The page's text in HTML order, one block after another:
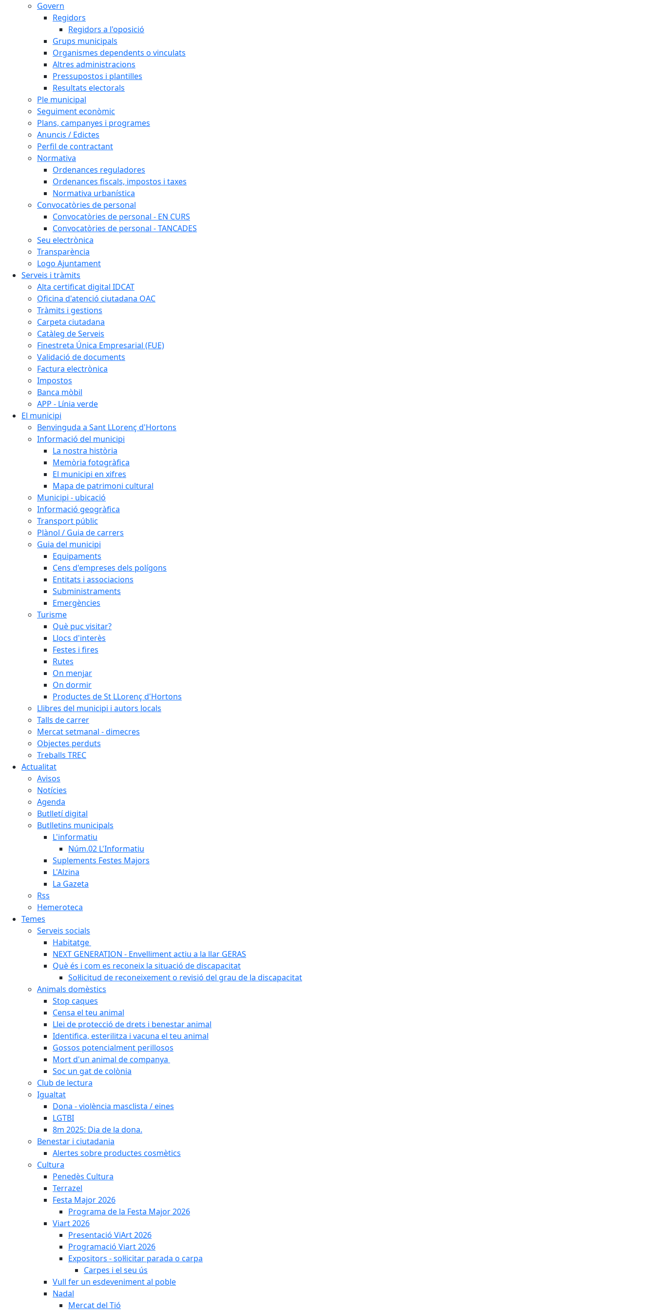
Govern
Regidors
Regidors a l'oposició
Grups municipals
Organismes dependents o vinculats
Altres administracions
Pressupostos i plantilles
Resultats electorals
Ple municipal
Seguiment econòmic
Plans, campanyes i programes
Anuncis / Edictes
Perfil de contractant
Normativa
Ordenances reguladores
Ordenances fiscals, impostos i taxes
Normativa urbanística
Convocatòries de personal
Convocatòries de personal - EN CURS
Convocatòries de personal - TANCADES
Seu electrònica
Transparència
Logo Ajuntament
Serveis i tràmits
Alta certificat digital IDCAT
Oficina d'atenció ciutadana OAC
Tràmits i gestions
Carpeta ciutadana
Catàleg de Serveis
Finestreta Única Empresarial (FUE)
Validació de documents
Factura electrònica
Impostos
Banca mòbil
APP - Línia verde
El municipi
Benvinguda a Sant LLorenç d'Hortons
Informació del municipi
La nostra història
Memòria fotogràfica
El municipi en xifres
Mapa de patrimoni cultural
Municipi - ubicació
Informació geogràfica
Transport públic
Plànol / Guia de carrers
Guia del municipi
Equipaments
Cens d'empreses dels polígons
Entitats i associacions
Subministraments
Emergències
Turisme
Què puc visitar?
Llocs d'interès
Festes i fires
Rutes
On menjar
On dormir
Productes de St LLorenç d'Hortons
Llibres del municipi i autors locals
Talls de carrer
Mercat setmanal - dimecres
Objectes perduts
Treballs TREC
Actualitat
Avisos
Notícies
Agenda
Butlletí digital
Butlletins municipals
L'informatiu
Núm.02 L'Informatiu
Suplements Festes Majors
L'Alzina
La Gazeta
Rss
Hemeroteca
Temes
Serveis socials
Habitatge
NEXT GENERATION - Envelliment actiu a la llar GERAS
Què és i com es reconeix la situació de discapacitat
Sol·licitud de reconeixement o revisió del grau de la discapacitat
Animals domèstics
Stop caques
Censa el teu animal
Llei de protecció de drets i benestar animal
Identifica, esterilitza i vacuna el teu animal
Gossos potencialment perillosos
Mort d'un animal de companya
Soc un gat de colònia
Club de lectura
Igualtat
Dona - violència masclista / eines
LGTBI
8m 2025: Dia de la dona.
Benestar i ciutadania
Alertes sobre productes cosmètics
Cultura
Penedès Cultura
Terrazel
Festa Major 2026
Programa de la Festa Major 2026
Viart 2026
Presentació ViArt 2026
Programació Viart 2026
Expositors - sol·licitar parada o carpa
Carpes i el seu ús
Vull fer un esdeveniment al poble
Nadal
Mercat del Tió